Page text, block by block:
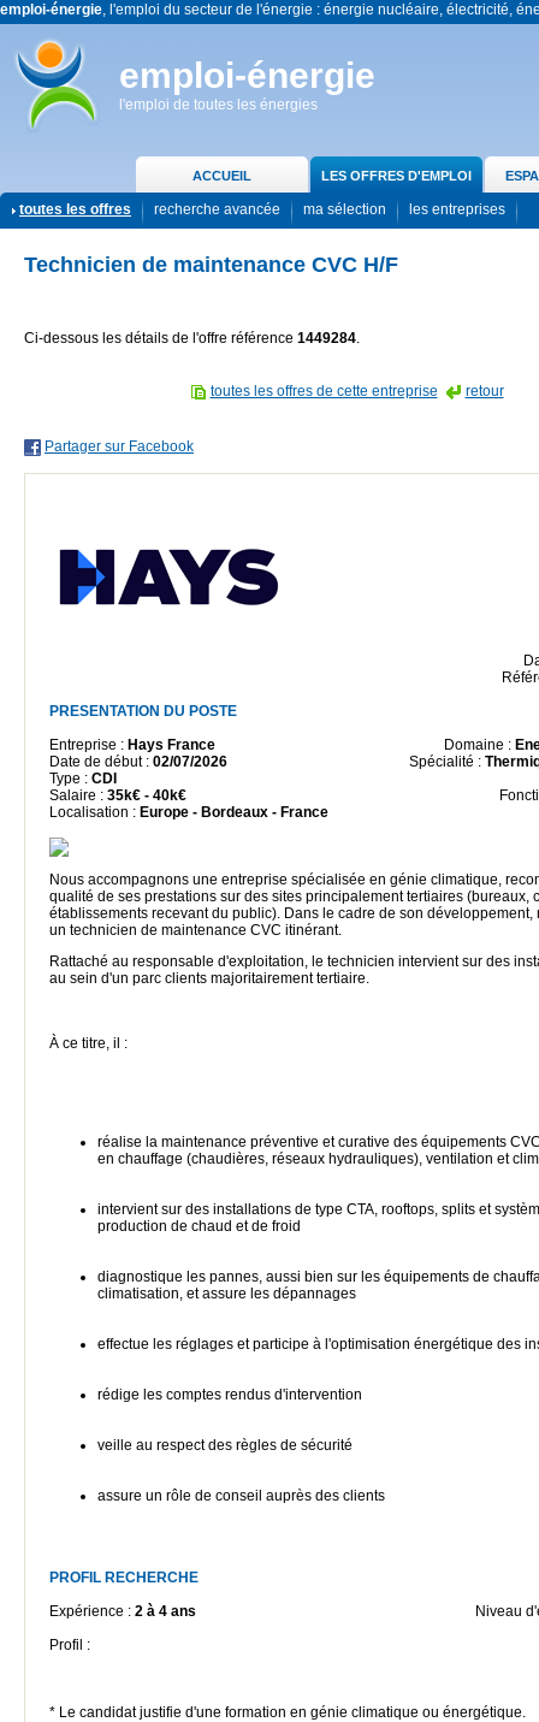
emploi-énergie, l'emploi du secteur de l'énergie : énergie nucléaire, électricité,
emploi-énergie
l'emploi de toutes les énergies
ACCUEIL LES OFFRES D'EMPLOI
toutes les offres recherche avancée ma sélection les entreprises
Technicien de maintenance CVC H/F
Ci-dessous les détails de l'offre référence 1449284.
toutes les offres de cette entreprise retour
Partager sur Facebook
PRESENTATION DU POSTE
Entreprise : Hays France
Date de début : 02/07/2026
Type : CDI
Salaire : 35k€ - 40k€
Localisation : Europe - Bordeaux - France
Domaine :
Spécialité :
Nous accompagnons une entreprise spécialisée en génie climatique,
qualité de ses prestations sur des sites principalement tertiaires (bureaux,
établissements recevant du public). Dans le cadre de son développement,
un technicien de maintenance CVC itinérant.
Rattaché au responsable d'exploitation, le technicien intervient sur des
au sein d'un parc clients majoritairement tertiaire.
À ce titre, il :
réalise la maintenance préventive et curative des équipements
en chauffage (chaudières, réseaux hydrauliques), ventilation et
intervient sur des installations de type CTA, rooftops, splits et
production de chaud et de froid
diagnostique les pannes, aussi bien sur les équipements de
climatisation, et assure les dépannages
effectue les réglages et participe à l'optimisation énergétique des
rédige les comptes rendus d'intervention
veille au respect des règles de sécurité
assure un rôle de conseil auprès des clients
PROFIL RECHERCHE
Expérience : 2 à 4 ans
Niveau
Profil :
* Le candidat justifie d'une formation en génie climatique ou énergétique.